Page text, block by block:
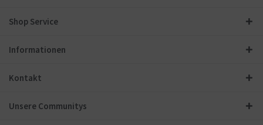
Shop Service
Informationen
Kontakt
Unsere Communitys